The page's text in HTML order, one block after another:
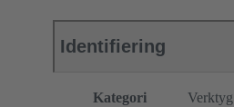
Identifiering
Kategori
Verktyg